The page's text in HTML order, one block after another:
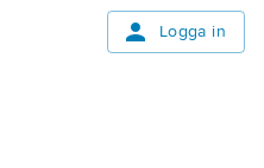
Logga in